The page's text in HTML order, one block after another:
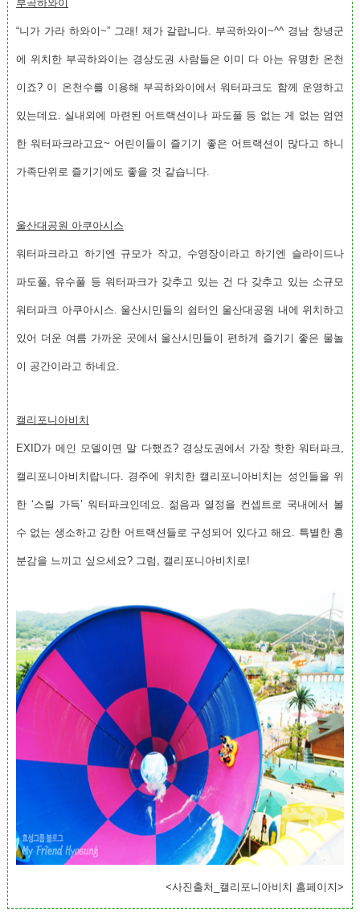
부곡하와이
“니가 가라 하와이~” 그래! 제가 갈랍니다. 부곡하와이~^^ 경남 창녕군
에 위치한 부곡하와이는 경상도권 사람들은 이미 다 아는 유명한 온천
이죠? 이 온천수를 이용해 부곡하와이에서 워터파크도 함께 운영하고
있는데요. 실내외에 마련된 어트랙션이나 파도풀 등 없는 게 없는 엄연
한 워터파크라고요~ 어린이들이 즐기기 좋은 어트랙션이 많다고 하니
가족단위로 즐기기에도 좋을 것 같습니다.
울산대공원 아쿠아시스
워터파크라고 하기엔 규모가 작고, 수영장이라고 하기엔 슬라이드나
파도풀, 유수풀 등 워터파크가 갖추고 있는 건 다 갖추고 있는 소규모
워터파크 아쿠아시스. 울산시민들의 쉼터인 울산대공원 내에 위치하고
있어 더운 여름 가까운 곳에서 울산시민들이 편하게 즐기기 좋은 물놀
이 공간이라고 하네요.
캘리포니아비치
EXID가 메인 모델이면 말 다했죠? 경상도권에서 가장 핫한 워터파크,
캘리포니아비치랍니다. 경주에 위치한 캘리포니아비치는 성인들을 위
한 ‘스릴 가득’ 워터파크인데요. 젊음과 열정을 컨셉트로 국내에서 볼
수 없는 생소하고 강한 어트랙션들로 구성되어 있다고 해요. 특별한 흥
분감을 느끼고 싶으세요? 그럼, 캘리포니아비치로!
<사진출처_캘리포니아비치 홈페이지>